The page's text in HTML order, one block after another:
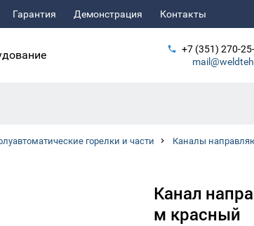
Гарантия Демонстрация Контакты
+7 (351) 270-
горелки и части Каналы
Канал
м красный